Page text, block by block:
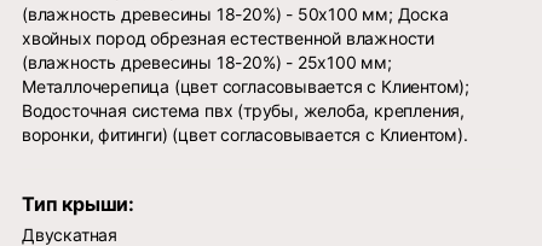
(влажность древесины 18-20%) - 50х100 мм; Доска
хвойных пород обрезная естественной влажности
(влажность древесины 18-20%) - 25х100 мм;
Металлочерепица (цвет согласовывается с Клиентом);
Водосточная система пвх (трубы, желоба, крепления,
воронки, фитинги) (цвет согласовывается с Клиентом).
Тип крыши:
Двускатная